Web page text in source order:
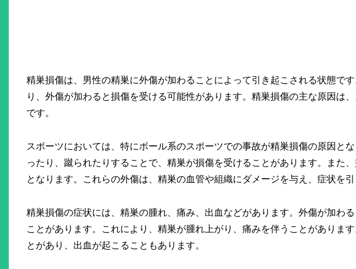
精巣損傷は、男性の精巣に外傷が加わることによって引き起こされる状態で
り、外傷が加わると損傷を受ける可能性があります。精巣損傷の主な原因は
です。
スポーツにおいては、特にボール系のスポーツでの事故が精巣損傷の原因と
ったり、蹴られたりすることで、精巣が損傷を受けることがあります。また
となります。これらの外傷は、精巣の血管や組織にダメージを与え、症状を引
精巣損傷の症状には、精巣の腫れ、痛み、出血などがあります。外傷が加わ
ことがあります。これにより、精巣が腫れ上がり、痛みを伴うことがありま
とがあり、出血が起こることもあります。